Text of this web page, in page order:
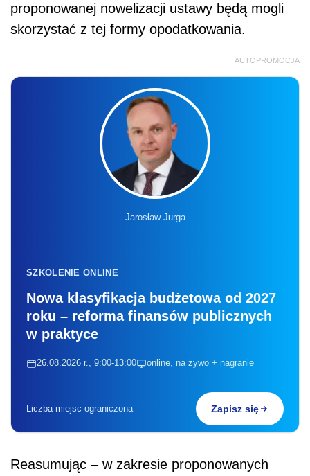
proponowanej nowelizacji ustawy będą mogli
skorzystać z tej formy opodatkowania.
AUTOPROMOCJA
Jarosław Jurga
SZKOLENIE ONLINE
Nowa klasyfikacja budżetowa od 2027
roku – reforma finansów publicznych
w praktyce
26.08.2026 r., 9:00-13:00 online, na żywo + nagranie
Liczba miejsc ograniczona Zapisz się
Reasumując – w zakresie proponowanych